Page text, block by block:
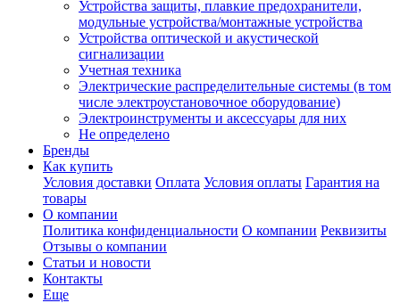
Устройства защиты, плавкие предохранители,
модульные устройства/монтажные устройства
Устройства оптической и акустической
сигнализации
Учетная техника
Электрические распределительные системы (в том
числе электроустановочное оборудование)
Электроинструменты и аксессуары для них
Не определено
Бренды
Как купить
Условия доставки Оплата Условия оплаты Гарантия на
товары
О компании
Политика конфиденциальности О компании Реквизиты
Отзывы о компании
Статьи и новости
Контакты
Еще